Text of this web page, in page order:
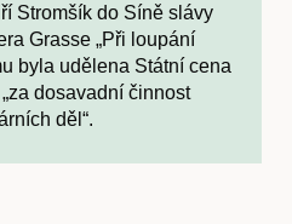
Stromšík do Síně slávy
Grasse „Při loupání
byla udělena Státní cena
dosavadní činnost
děl“.